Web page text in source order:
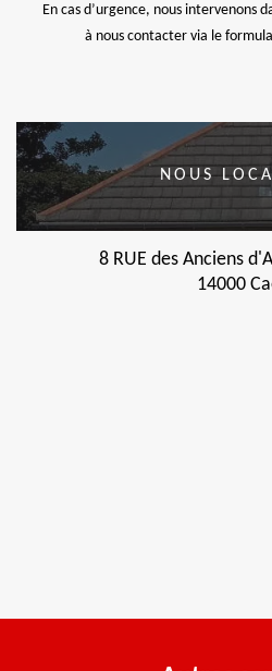
En cas d’urgence, nous intervenons
à nous contacter via le
NOUS
8 RUE des Anciens
14000